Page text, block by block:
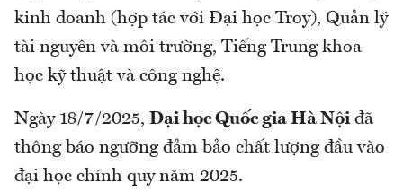
kinh doanh (hợp tác với Đại học Troy), Quản lý
tài nguyên và môi trường, Tiếng Trung khoa
học kỹ thuật và công nghệ.
Ngày 18/7/2025, Đại học Quốc gia Hà Nộiđã
thông báo ngưỡng đảm bảo chất lượng đầu vào
đại học chính quy năm 2025.